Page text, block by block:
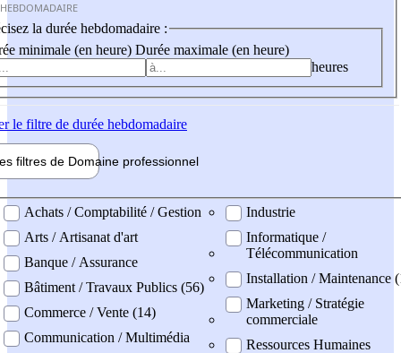
la durée hebdomadaire :
minimale (en heure) Durée maximale (en heure)
heures
le filtre de durée hebdomadaire
filtres de Domaine professionnel
professionel
Achats / Comptabilité / Gestion
Arts / Artisanat d'art
Banque / Assurance
Bâtiment / Travaux Publics (56)
Commerce / Vente (14)
Communication / Multimédia
Industrie
Informatique /
Télécommunication
Installation / Maintenance
Marketing / Stratégie
commerciale
Ressources Humaines